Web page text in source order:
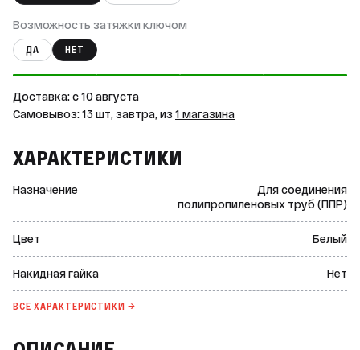
Возможность затяжки ключом
ДА НЕТ
Доставка: c 10 августа
Самовывоз: 13 шт, завтра, из 1 магазина
ХАРАКТЕРИСТИКИ
Назначение
Для соединения
полипропиленовых труб (ППР)
Цвет Белый
Накидная гайка Нет
ВСЕ ХАРАКТЕРИСТИКИ →